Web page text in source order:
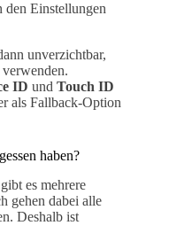
den Einstellungen
unverzichtbar,
ID und Touch ID
als Fallback-Option
haben?
es mehrere
gehen dabei alle
Deshalb ist